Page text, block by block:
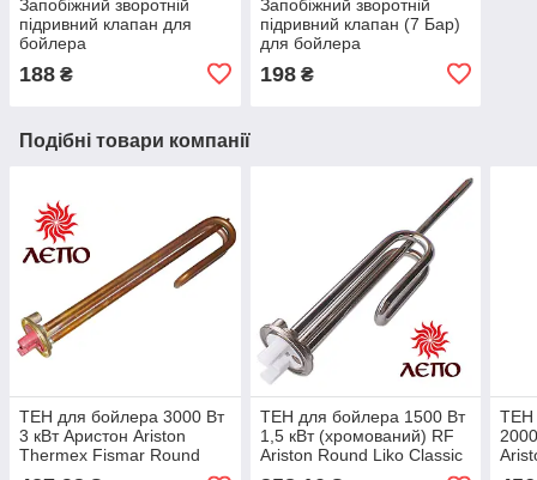
Запобіжний зворотній
підривний клапан для
бойлера
188 ₴
Запобіжний зворотній
підривний клапан (7 Бар)
для бойлера
198₴
Подібні товари компанії
ТЕН для бойлера 3000 Вт
3 кВт Аристон Ariston
Thermex Fismar Round
Liko Classic Alpari Реал
ТЕН для бойлера 1500 Вт
1,5 кВт (хромований) RF
Ariston Round Liko Classic
Alpari Реал DeLuxe
ТЕН